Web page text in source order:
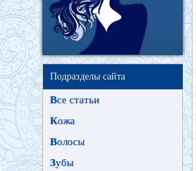
Подразделы сайта
Все статьи
Кожа
Волосы
Зубы